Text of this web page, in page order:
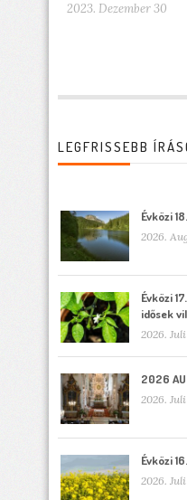
2023. Dezember 30
LEGFRISSEBB
Évközi
2026.
Évközi
idősek
2026.
2026
2026.
Évközi
2026. Juli